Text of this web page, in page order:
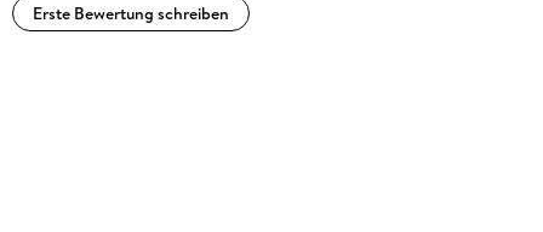
Erste Bewertung schreiben